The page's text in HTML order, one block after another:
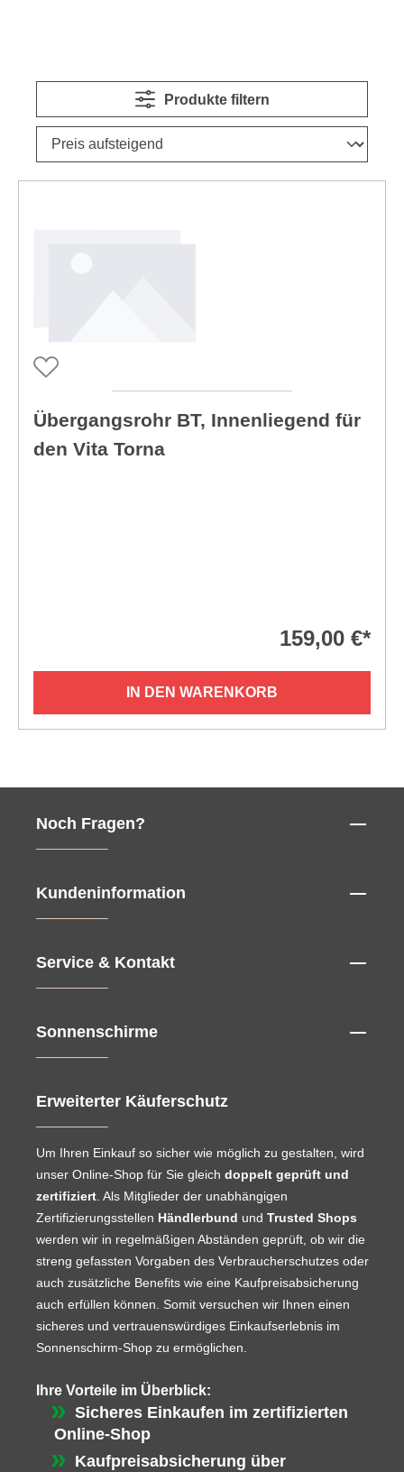
Produkte filtern
Übergangsrohr BT, Innenliegend für
den Vita Torna
159,00 €*
IN DEN WARENKORB
Noch Fragen?
Kundeninformation
Service & Kontakt
Sonnenschirme
Erweiterter Käuferschutz
Um Ihren Einkauf so sicher wie möglich zu gestalten, wird
unser Online-Shop für Sie gleich doppelt geprüft und
zertifiziert. Als Mitglieder der unabhängigen
Zertifizierungsstellen Händlerbund und Trusted Shops
werden wir in regelmäßigen Abständen geprüft, ob wir die
streng gefassten Vorgaben des Verbraucherschutzes oder
auch zusätzliche Benefits wie eine Kaufpreisabsicherung
auch erfüllen können. Somit versuchen wir Ihnen einen
sicheres und vertrauenswürdiges Einkaufserlebnis im
Sonnenschirm-Shop zu ermöglichen.
Ihre Vorteile im Überblick:
Sicheres Einkaufen im zertifizierten
Online-Shop
Kaufpreisabsicherung über